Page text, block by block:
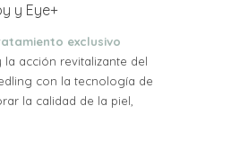
y Eye+
exclusivo
acción revitalizante del
con la tecnología de
la calidad de la piel,